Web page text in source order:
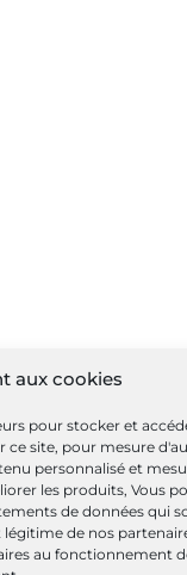
aux cookies
pour stocker et
site, pour mesure
personnalisé et
les produits, Vous
de données qui
de nos
au fonctionnement